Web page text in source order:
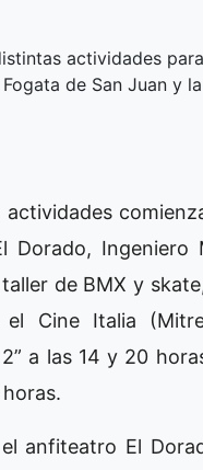
actividades
de San Juan y
Dorado,
de BMX y
Cine Italia
a las 14 y 20
anfiteatro El